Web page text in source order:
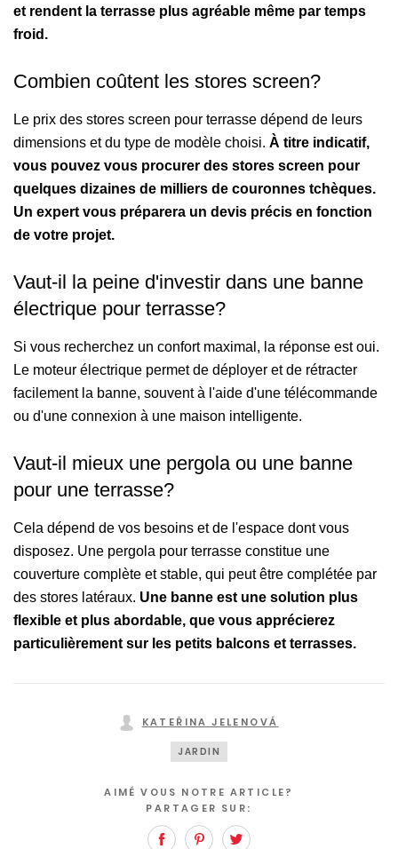
et rendent la terrasse plus agréable même par temps
froid.
Combien coûtent les stores screen?
Le prix des stores screen pour terrasse dépend de leurs
dimensions et du type de modèle choisi. À titre indicatif,
vous pouvez vous procurer des stores screen pour
quelques dizaines de milliers de couronnes tchèques.
Un expert vous préparera un devis précis en fonction
de votre projet.
Vaut-il la peine d'investir dans une banne
électrique pour terrasse?
Si vous recherchez un confort maximal, la réponse est oui.
Le moteur électrique permet de déployer et de rétracter
facilement la banne, souvent à l'aide d'une télécommande
ou d'une connexion à une maison intelligente.
Vaut-il mieux une pergola ou une banne
pour une terrasse?
Cela dépend de vos besoins et de l'espace dont vous
disposez. Une pergola pour terrasse constitue une
couverture complète et stable, qui peut être complétée par
des stores latéraux. Une banne est une solution plus
flexible et plus abordable, que vous apprécierez
particulièrement sur les petits balcons et terrasses.
KATEŘINA JELENOVÁ
JARDIN
AIMÉ VOUS NOTRE ARTICLE?
PARTAGER SUR:
FacebookPinterest